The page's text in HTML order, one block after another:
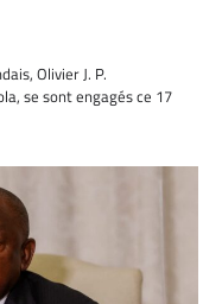
Olivier J. P.
se sont engagés ce 17